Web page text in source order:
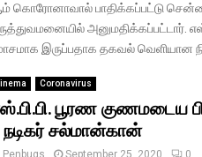
கொரோனாவால் பாதிக்கப்பட்டு
அனுமதிக்கப்பட்டார்.
இருப்பதாக தகவல் வெளியான
Coronavirus
பூரண குணமடைய
சல்மான்கான்
Penbugs September 25, 2020 0